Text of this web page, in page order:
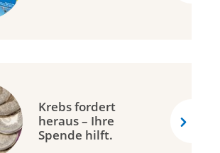
Krebs fordert
heraus – Ihre
Spende hilft.